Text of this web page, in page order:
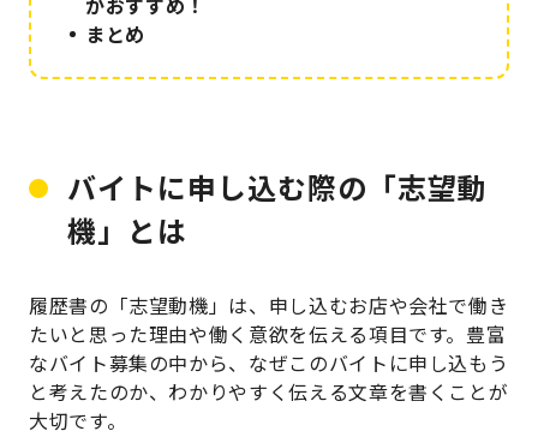
まとめ
バイトに申し込む際の「志望動
機」とは
履歴書の「志望動機」は、申し込むお店や会社で働き
たいと思った理由や働く意欲を伝える項目です。豊富
なバイト募集の中から、なぜこのバイトに申し込もう
と考えたのか、わかりやすく伝える文章を書くことが
大切です。